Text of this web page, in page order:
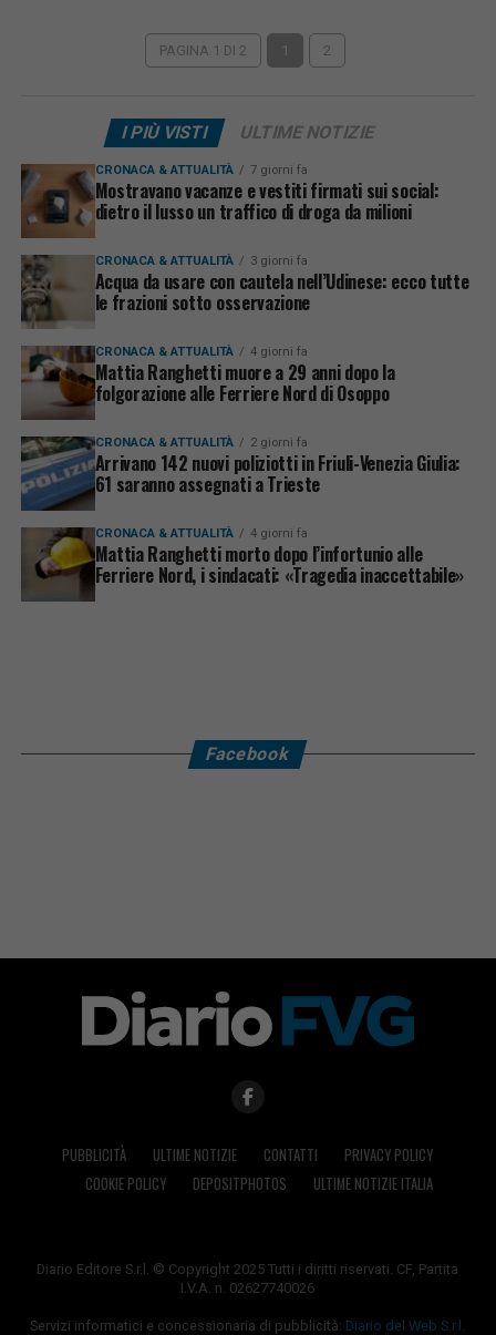
PAGINA 1 DI 2 1 2
I PIÙ VISTI ULTIME NOTIZIE
CRONACA & ATTUALITÀ 7 giorni fa
Mostravano vacanze e vestiti firmati sui social:
dietro il lusso un traffico di droga da milioni
CRONACA & ATTUALITÀ 3 giorni fa
Acqua da usare con cautela nell’Udinese: ecco tutte
le frazioni sotto osservazione
CRONACA & ATTUALITÀ 4 giorni fa
Mattia Ranghetti muore a 29 anni dopo la
folgorazione alle Ferriere Nord di Osoppo
CRONACA & ATTUALITÀ 2 giorni fa
Arrivano 142 nuovi poliziotti in Friuli-Venezia Giulia:
61 saranno assegnati a Trieste
CRONACA & ATTUALITÀ 4 giorni fa
Mattia Ranghetti morto dopo l’infortunio alle
Ferriere Nord, i sindacati: «Tragedia inaccettabile»
Facebook
PUBBLICITÀ ULTIME NOTIZIE CONTATTI
PRIVACY POLICY
COOKIE POLICY
DEPOSITPHOTOS ULTIME NOTIZIE ITALIA
Diario Editore S.r.l. © Copyright 2025 Tutti i diritti riservati. CF, Partita
I.V.A. n. 02627740026
Servizi informatici e concessionaria di pubblicità: Diario del Web S.r.l.